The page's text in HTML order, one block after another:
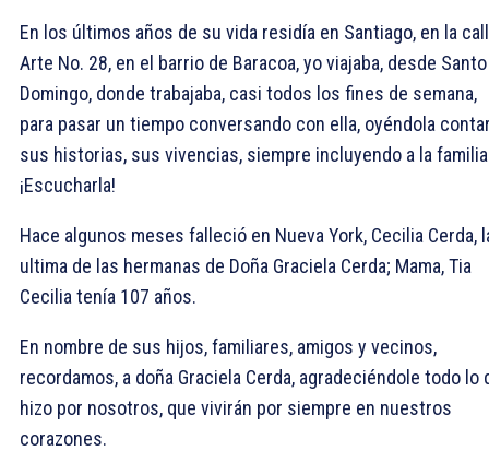
En los últimos años de su vida residía en Santiago, en la
Arte No. 28, en el barrio de Baracoa, yo viajaba, desde Santo
Domingo, donde trabajaba, casi todos los fines de semana,
para pasar un tiempo conversando con ella, oyéndola
sus historias, sus vivencias, siempre incluyendo a la
¡Escucharla!
Hace algunos meses falleció en Nueva York, Cecilia Cerda,
ultima de las hermanas de Doña Graciela Cerda; Mama, Tia
Cecilia tenía 107 años.
En nombre de sus hijos, familiares, amigos y vecinos,
recordamos, a doña Graciela Cerda, agradeciéndole todo lo
hizo por nosotros, que vivirán por siempre en nuestros
corazones.